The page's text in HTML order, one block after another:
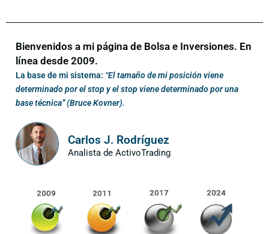
Bienvenidos a mi página de Bolsa e Inversiones. En
línea desde 2009.
La base de mi sistema: “El tamaño de mi posición viene
determinado por el stop y el stop viene determinado por una
base técnica” (Bruce Kovner).
Carlos J. Rodríguez
Analista de ActivoTrading